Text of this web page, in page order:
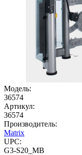
Модель:
36574
Артикул:
36574
Производитель:
Matrix
UPC:
G3-S20_MB